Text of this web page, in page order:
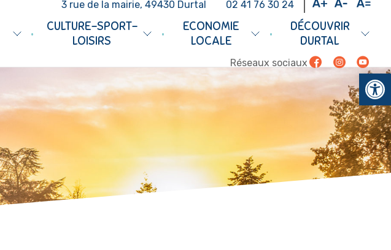
3 rue de la mairie, 49430 Durtal 02 41 76 30 24
•
CULTURE-SPORT-
LOISIRS
•
ECONOMIE
LOCALE
•
DÉCOUVRIR
DURTAL
Réseaux sociaux FacebookInstagram